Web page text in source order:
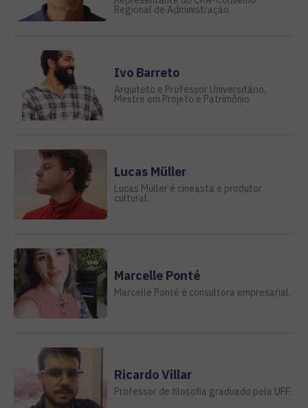
Regional de Administração.
Ivo Barreto
Arquiteto e Professor Universitário,
Mestre em Projeto e Patrimônio
Lucas Müller
Lucas Müller é cineasta e produtor
cultural.
Marcelle Ponté
Marcelle Ponté é consultora empresarial.
Ricardo Villar
Professor de filosofia graduado pela UFF.